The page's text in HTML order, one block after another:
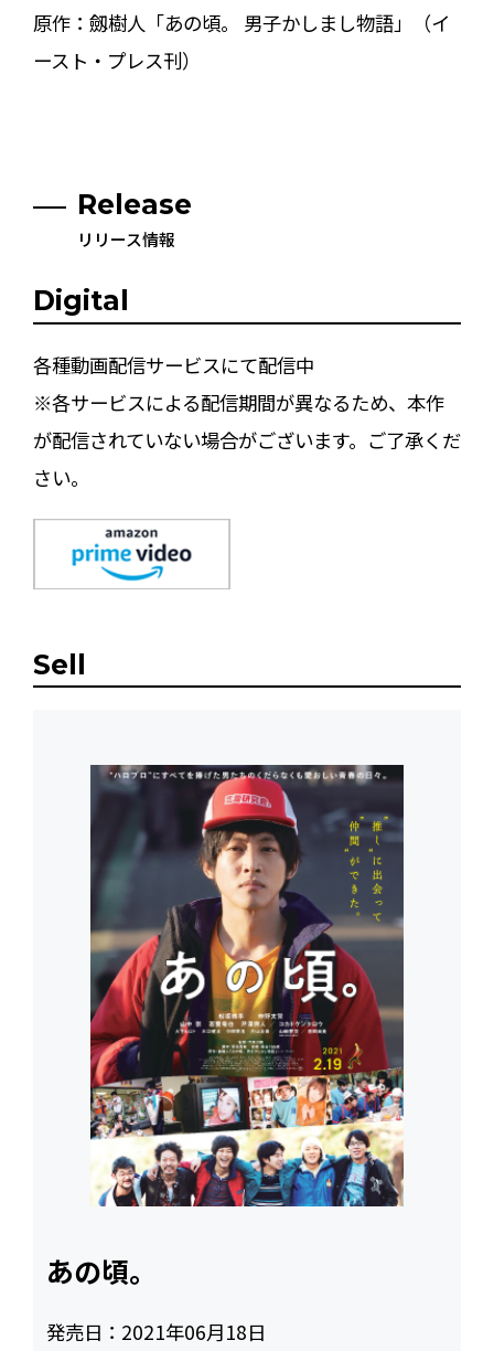
原作：劔樹人「あの頃。 男子かしまし物語」（イ
ースト・プレス刊）
Release
リリース情報
Digital
各種動画配信サービスにて配信中
※各サービスによる配信期間が異なるため、本作
が配信されていない場合がございます。ご了承くだ
さい。
Sell
あの頃。
発売日： 2021年06月18日